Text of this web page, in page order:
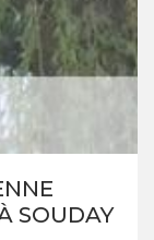
SOUDAY